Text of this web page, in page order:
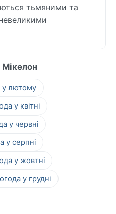
тьмяними та
Мікелон
у лютому
у квітні
у червні
у серпні
у жовтні
у грудні